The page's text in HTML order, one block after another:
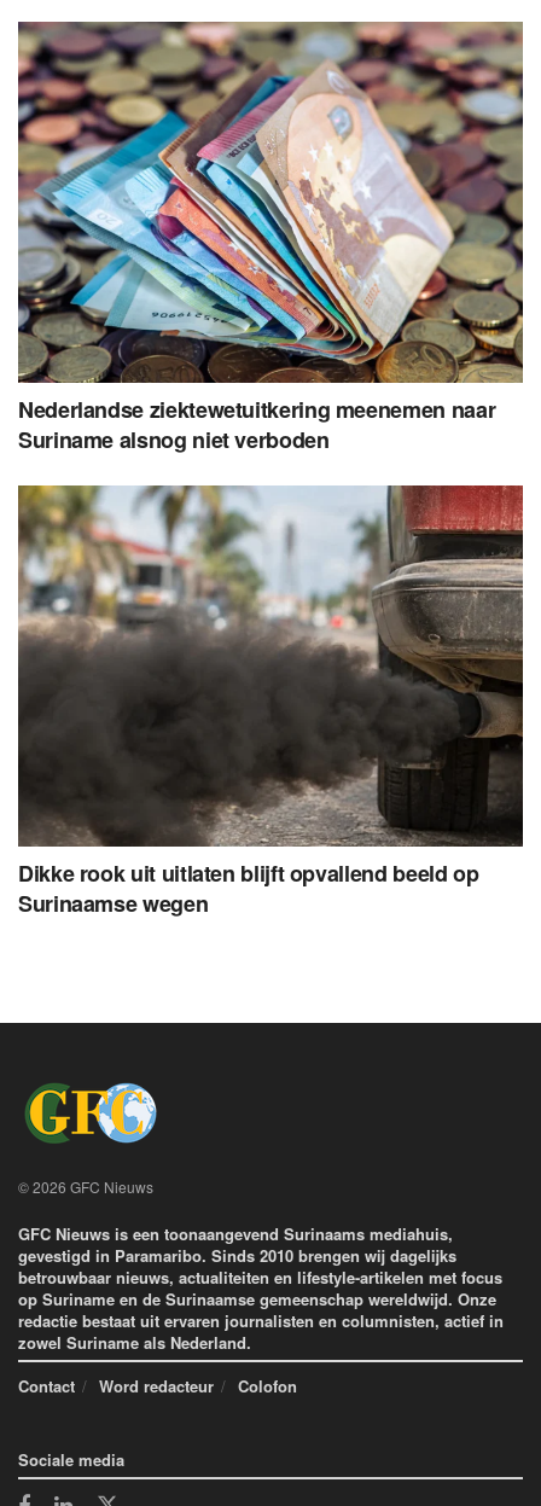
Nederlandse ziektewetuitkering meenemen naar
Suriname alsnog niet verboden
Dikke rook uit uitlaten blijft opvallend beeld op
Surinaamse wegen
© 2026 GFC Nieuws
GFC Nieuws is een toonaangevend Surinaams mediahuis,
gevestigd in Paramaribo. Sinds 2010 brengen wij dagelijks
betrouwbaar nieuws, actualiteiten en lifestyle-artikelen met focus
op Suriname en de Surinaamse gemeenschap wereldwijd. Onze
redactie bestaat uit ervaren journalisten en columnisten, actief in
zowel Suriname als Nederland.
Contact
Word redacteur Colofon
Sociale media